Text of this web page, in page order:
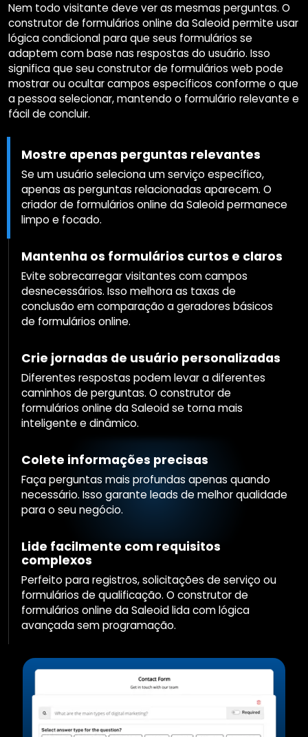
Nem todo visitante deve ver as mesmas perguntas. O
construtor de formulários online da Saleoid permite usar
lógica condicional para que seus formulários se
adaptem com base nas respostas do usuário. Isso
significa que seu construtor de formulários web pode
mostrar ou ocultar campos específicos conforme o que
a pessoa selecionar, mantendo o formulário relevante e
fácil de concluir.
Mostre apenas perguntas relevantes
Se um usuário seleciona um serviço específico,
apenas as perguntas relacionadas aparecem. O
criador de formulários online da Saleoid permanece
limpo e focado.
Mantenha os formulários curtos e claros
Evite sobrecarregar visitantes com campos
desnecessários. Isso melhora as taxas de
conclusão em comparação a geradores básicos
de formulários online.
Crie jornadas de usuário personalizadas
Diferentes respostas podem levar a diferentes
caminhos de perguntas. O construtor de
formulários online da Saleoid se torna mais
inteligente e dinâmico.
Colete informações precisas
Faça perguntas mais profundas apenas quando
necessário. Isso garante leads de melhor qualidade
para o seu negócio.
Lide facilmente com requisitos
complexos
Perfeito para registros, solicitações de serviço ou
formulários de qualificação. O construtor de
formulários online da Saleoid lida com lógica
avançada sem programação.